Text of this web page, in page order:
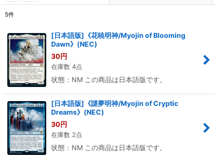
並び順:
絞り込む
5件
[日本語版]《花暁明神/Myojin of Blooming
Dawn》(NEC)
30円
在庫数 4点
状態：NM この商品は日本語版です。
[日本語版]《謎夢明神/Myojin of Cryptic
Dreams》(NEC)
30円
在庫数 2点
状態：NM この商品は日本語版です。